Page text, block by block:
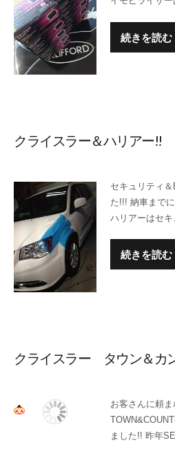
続きを読む
クライスラー＆ハリアー!!
セキュリティ
た!!! 納車まで
ハリアーはセキ
続きを読む
クライスラー タウン＆カ
お客さんに頼
ました!! 昨年